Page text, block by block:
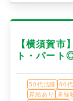
【横須賀市
ト・パー
50代活躍 60
昇給あり
未経